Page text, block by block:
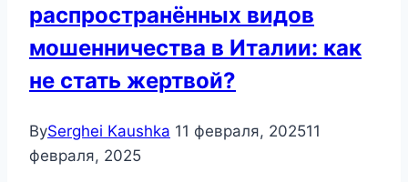
распространённых видов
мошенничества в Италии: как
не стать жертвой?
BySerghei Kaushka 11 февраля, 202511
февраля, 2025